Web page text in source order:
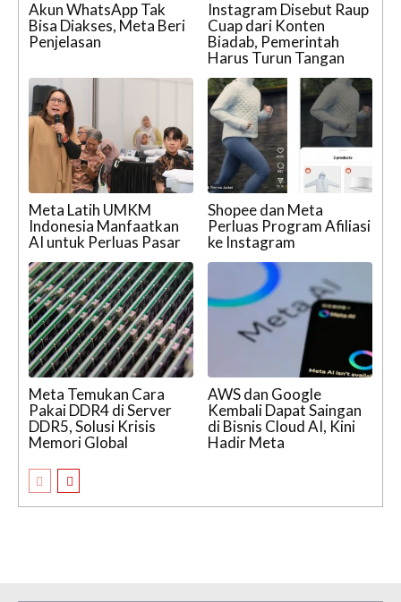
Akun WhatsApp Tak
Bisa Diakses, Meta Beri
Penjelasan
Instagram Disebut Raup
Cuap dari Konten
Biadab, Pemerintah
Harus Turun Tangan
Meta Latih UMKM
Indonesia Manfaatkan
AI untuk Perluas Pasar
Shopee dan Meta
Perluas Program Afiliasi
ke Instagram
Meta Temukan Cara
Pakai DDR4 di Server
DDR5, Solusi Krisis
Memori Global
AWS dan Google
Kembali Dapat Saingan
di Bisnis Cloud AI, Kini
Hadir Meta